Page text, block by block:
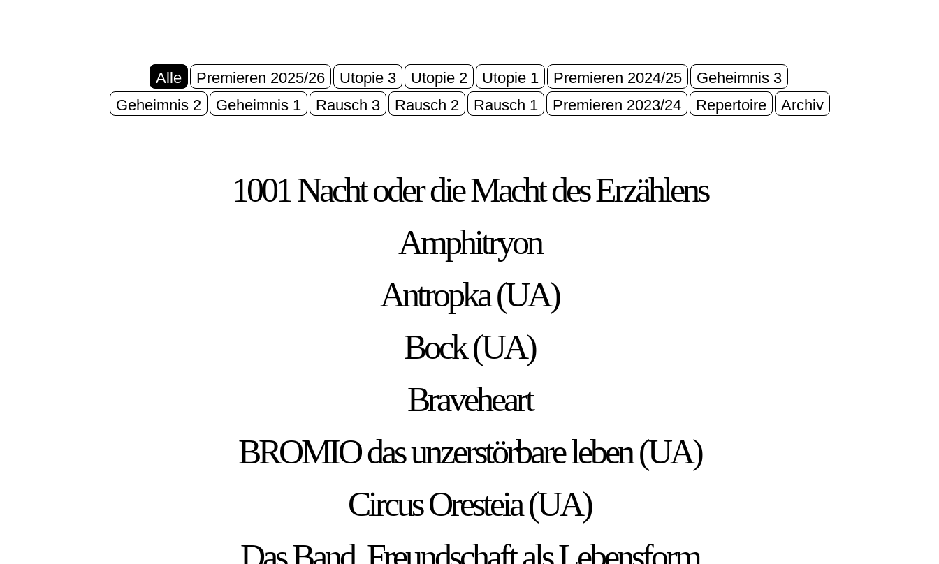
Alle Premieren 2025/26 Utopie 3 Utopie 2 Utopie 1 Premieren 2024/25
Geheimnis 3
Geheimnis 2
Geheimnis 1 Rausch 3 Rausch 2 Rausch 1 Premieren 2023/24 Repertoire Archiv
1001 Nacht oder die Macht des Erzählens
Amphitryon
Antropka (UA)
Bock (UA)
Braveheart
BROMIO das unzerstörbare leben (UA)
Circus Oresteia (UA)